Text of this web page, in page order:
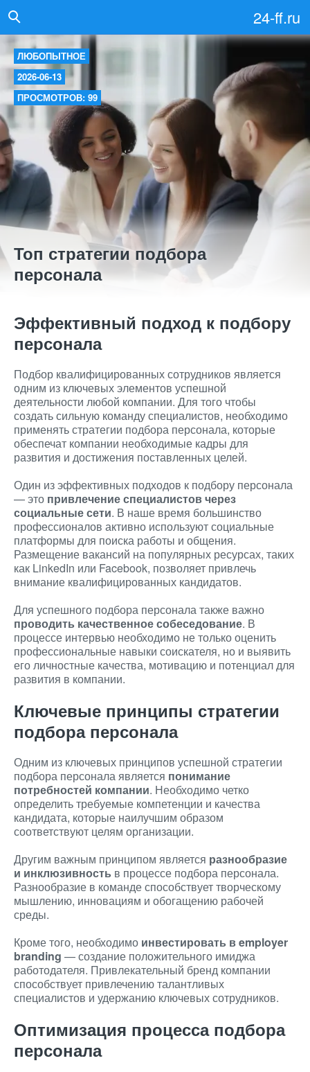
24-ff.ru
ЛЮБОПЫТНОЕ
2026-06-13
ПРОСМОТРОВ: 99
Топ стратегии подбора
персонала
Эффективный подход к подбору
персонала
Подбор квалифицированных сотрудников является
одним из ключевых элементов успешной
деятельности любой компании. Для того чтобы
создать сильную команду специалистов, необходимо
применять стратегии подбора персонала, которые
обеспечат компании необходимые кадры для
развития и достижения поставленных целей.
Один из эффективных подходов к подбору персонала
— это привлечение специалистов через
социальные сети. В наше время большинство
профессионалов активно используют социальные
платформы для поиска работы и общения.
Размещение вакансий на популярных ресурсах, таких
как LinkedIn или Facebook, позволяет привлечь
внимание квалифицированных кандидатов.
Для успешного подбора персонала также важно
проводить качественное собеседование. В
процессе интервью необходимо не только оценить
профессиональные навыки соискателя, но и выявить
его личностные качества, мотивацию и потенциал для
развития в компании.
Ключевые принципы стратегии
подбора персонала
Одним из ключевых принципов успешной стратегии
подбора персонала является понимание
потребностей компании. Необходимо четко
определить требуемые компетенции и качества
кандидата, которые наилучшим образом
соответствуют целям организации.
Другим важным принципом является разнообразие
и инклюзивность в процессе подбора персонала.
Разнообразие в команде способствует творческому
мышлению, инновациям и обогащению рабочей
среды.
Кроме того, необходимо инвестировать в employer
branding — создание положительного имиджа
работодателя. Привлекательный бренд компании
способствует привлечению талантливых
специалистов и удержанию ключевых сотрудников.
Оптимизация процесса подбора
персонала